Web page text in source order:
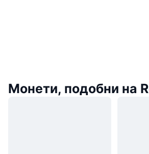
Монети, подобни на